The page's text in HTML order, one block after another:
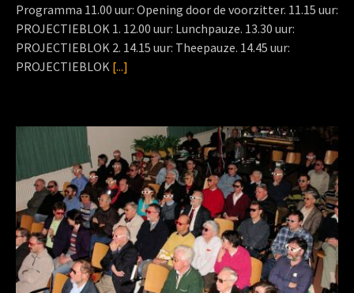
Programma 11.00 uur: Opening door de voorzitter. 11.15 uur:
PROJECTIEBLOK 1. 12.00 uur: Lunchpauze. 13.30 uur:
PROJECTIEBLOK 2. 14.15 uur: Theepauze. 14.45 uur:
PROJECTIEBLOK [...]